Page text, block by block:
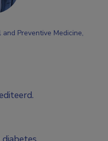
Preventive Medicine,